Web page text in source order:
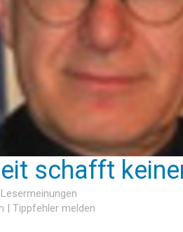
schafft
| Tippfehler melden